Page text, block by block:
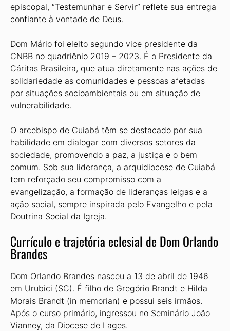
episcopal, “Testemunhar e Servir” reflete sua entrega
confiante à vontade de Deus.
Dom Mário foi eleito segundo vice presidente da
CNBB no quadriênio 2019 – 2023. É o Presidente da
Cáritas Brasileira, que atua diretamente nas ações de
solidariedade as comunidades e pessoas afetadas
por situações socioambientais ou em situação de
vulnerabilidade.
O arcebispo de Cuiabá têm se destacado por sua
habilidade em dialogar com diversos setores da
sociedade, promovendo a paz, a justiça e o bem
comum. Sob sua liderança, a arquidiocese de Cuiabá
tem reforçado seu compromisso com a
evangelização, a formação de lideranças leigas e a
ação social, sempre inspirada pelo Evangelho e pela
Doutrina Social da Igreja.
Currículo e trajetória eclesial de Dom Orlando
Brandes
Dom Orlando Brandes nasceu a 13 de abril de 1946
em Urubici (SC). É filho de Gregório Brandt e Hilda
Morais Brandt (in memorian) e possui seis irmãos.
Após o curso primário, ingressou no Seminário João
Vianney, da Diocese de Lages.